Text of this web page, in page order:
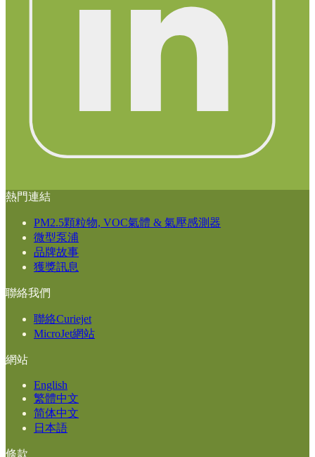
熱門連結
PM2.5顆粒物, VOC氣體 & 氣壓感測器
微型泵浦
品牌故事
獲獎訊息
聯絡我們
聯絡Curiejet
MicroJet網站
網站
English
繁體中文
简体中文
日本語
條款